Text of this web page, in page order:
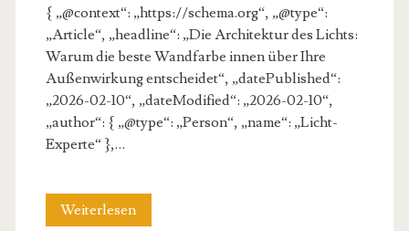
{ „@context“: „https://schema.org“, „@type“:
„Article“, „headline“: „Die Architektur des Lichts:
Warum die beste Wandfarbe innen über Ihre
Außenwirkung entscheidet“, „datePublished“:
„2026-02-10“, „dateModified“: „2026-02-10“,
„author“: { „@type“: „Person“, „name“: „Licht-
Experte“ },…
WeiterlesenLichtreflexion